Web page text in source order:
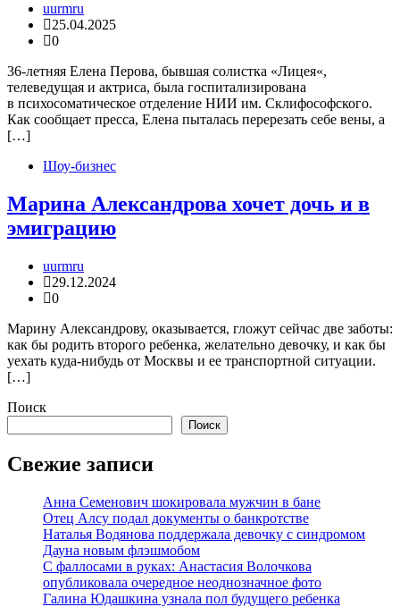
uurmru
25.04.2025
0
36-летняя Елена Перова, бывшая солистка «Лицея«,
телеведущая и актриса, была госпитализирована
в психосоматическое отделение НИИ им. Склифософского.
Как сообщает пресса, Елена пыталась перерезать себе вены, а
[…]
Шоу-бизнес
Марина Александрова хочет дочь и в
эмиграцию
uurmru
29.12.2024
0
Марину Александрову, оказывается, гложут сейчас две заботы:
как бы родить второго ребенка, желательно девочку, и как бы
уехать куда-нибудь от Москвы и ее транспортной ситуации.
[…]
Поиск
Поиск
Свежие записи
Анна Семенович шокировала мужчин в бане
Отец Алсу подал документы о банкротстве
Наталья Водянова поддержала девочку с синдромом
Дауна новым флэшмобом
С фаллосами в руках: Анастасия Волочкова
опубликовала очередное неоднозначное фото
Галина Юдашкина узнала пол будущего ребенка